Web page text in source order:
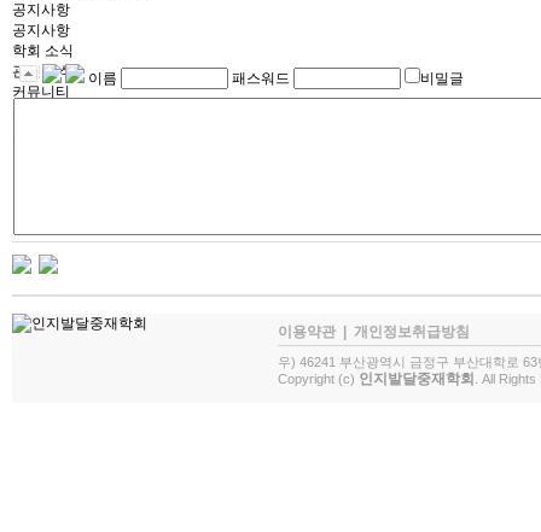
공지사항
공지사항
학회 소식
관련 서식
커뮤니티
자유게시판
이름 패스워드 비밀글
이용약관 개인정보취급방침
우) 46241 부산광역시 금정구 부산대학로
Copyright (c) 인지발달중재학회 . All